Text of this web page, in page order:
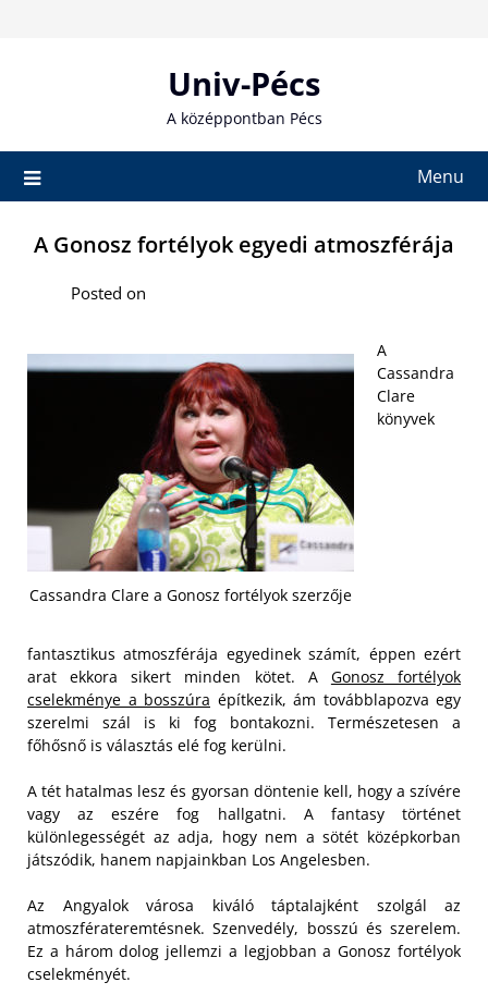
Univ-Pécs
A középpontban Pécs
Menu
A Gonosz fortélyok egyedi atmoszférája
Posted on
Cassandra Clare a Gonosz fortélyok szerzője
A
Cassandra
Clare
könyvek
fantasztikus atmoszférája egyedinek számít, éppen ezért
arat ekkora sikert minden kötet. A Gonosz fortélyok
cselekménye a bosszúra építkezik, ám továbblapozva egy
szerelmi szál is ki fog bontakozni. Természetesen a
főhősnő is választás elé fog kerülni.
A tét hatalmas lesz és gyorsan döntenie kell, hogy a szívére
vagy az eszére fog hallgatni. A fantasy történet
különlegességét az adja, hogy nem a sötét középkorban
játszódik, hanem napjainkban Los Angelesben.
Az Angyalok városa kiváló táptalajként szolgál az
atmoszférateremtésnek. Szenvedély, bosszú és szerelem.
Ez a három dolog jellemzi a legjobban a Gonosz fortélyok
cselekményét.